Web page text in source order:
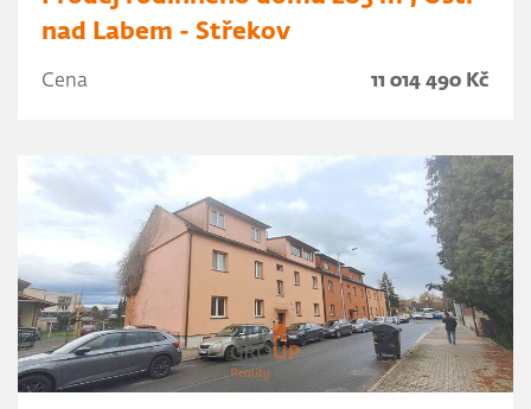
nad Labem - Střekov
Cena 11 014 490 Kč